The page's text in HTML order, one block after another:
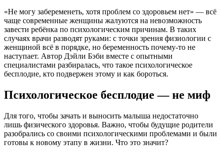
«Не могу забеременеть, хотя проблем со здоровьем нет» — всё
чаще современные женщины жалуются на невозможность
завести ребёнка по психологическим причинам. В таких
случаях врачи разводят руками: с точки зрения физиологии с
женщиной всё в порядке, но беременность почему-то не
наступает. Автор Дэйли Бэби вместе с опытными
специалистами разбиралась, что такое психологическое
бесплодие, кто подвержен этому и как бороться.
Психологическое бесплодие — не миф
Для того, чтобы зачать и выносить малыша недостаточно
лишь физического здоровья. Важно, чтобы будущие родители
разобрались со своими психологическими проблемами и были
готовы к новому этапу в жизни. Что это значит?